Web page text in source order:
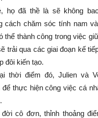
họ đã thề là sẽ không
cách chăm sóc tính nam
thể thành công trong việc
trải qua các giai đoạn kế
đôi kiến tạo.
thời điểm đó, Julien và
để thực hiện công việc cá
cô đơn, thỉnh thoảng